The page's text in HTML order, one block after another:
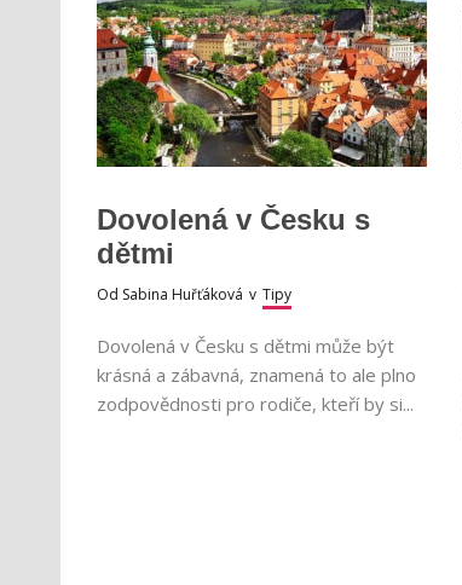
Dovolená v Česku s
dětmi
Od Sabina Huřťáková v Tipy
Dovolená v Česku s dětmi může být
krásná a zábavná, znamená to ale plno
zodpovědnosti pro rodiče, kteří by si...